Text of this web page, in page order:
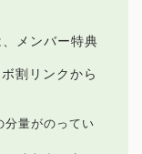
メンバー特典
割リンクから
分量がのってい